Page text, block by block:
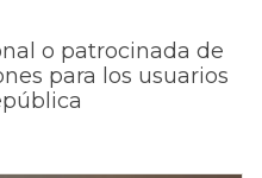
o patrocinada de
para los usuarios